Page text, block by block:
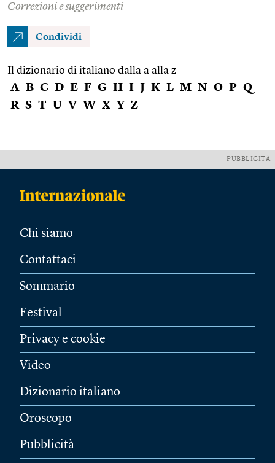
Correzioni e suggerimenti
Condividi
Il dizionario di italiano dalla a alla z
A B C D E F G H I J K L M N O P Q
R S T U V W X Y Z
PUBBLICITÀ
Chi siamo
Contattaci
Sommario
Festival
Privacy e cookie
Video
Dizionario italiano
Oroscopo
Pubblicità